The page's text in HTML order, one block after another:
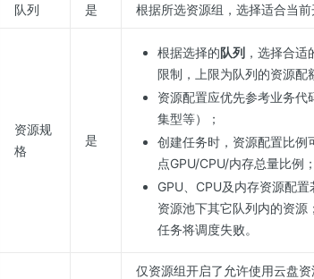
队列 是 根据所选资源组，选择适合当前
资源规
格
是
根据选择的队列 ，选择合
限制，上限为队列的资源配
资源配置应优先参考业务代
集型等）；
创建任务时，资源配置比例
点GPU/CPU/内存总量比例；
GPU、CPU及内存资源配
资源池下其它队列内的资源
任务将调度失败。
仅资源组开启了允许使用云盘